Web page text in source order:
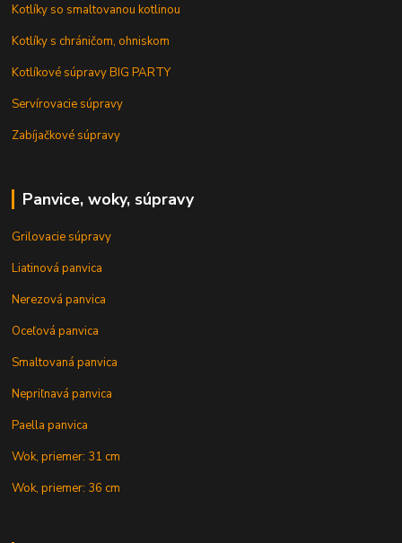
Kotlíky so smaltovanou kotlinou
Kotlíky s chráničom, ohniskom
Kotlíkové súpravy BIG PARTY
Servírovacie súpravy
Zabíjačkové súpravy
Panvice, woky, súpravy
Grilovacie súpravy
Liatinová panvica
Nerezová panvica
Oceľová panvica
Smaltovaná panvica
Nepriľnavá panvica
Paella panvica
Wok, priemer: 31 cm
Wok, priemer: 36 cm